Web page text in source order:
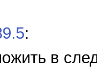
:
в